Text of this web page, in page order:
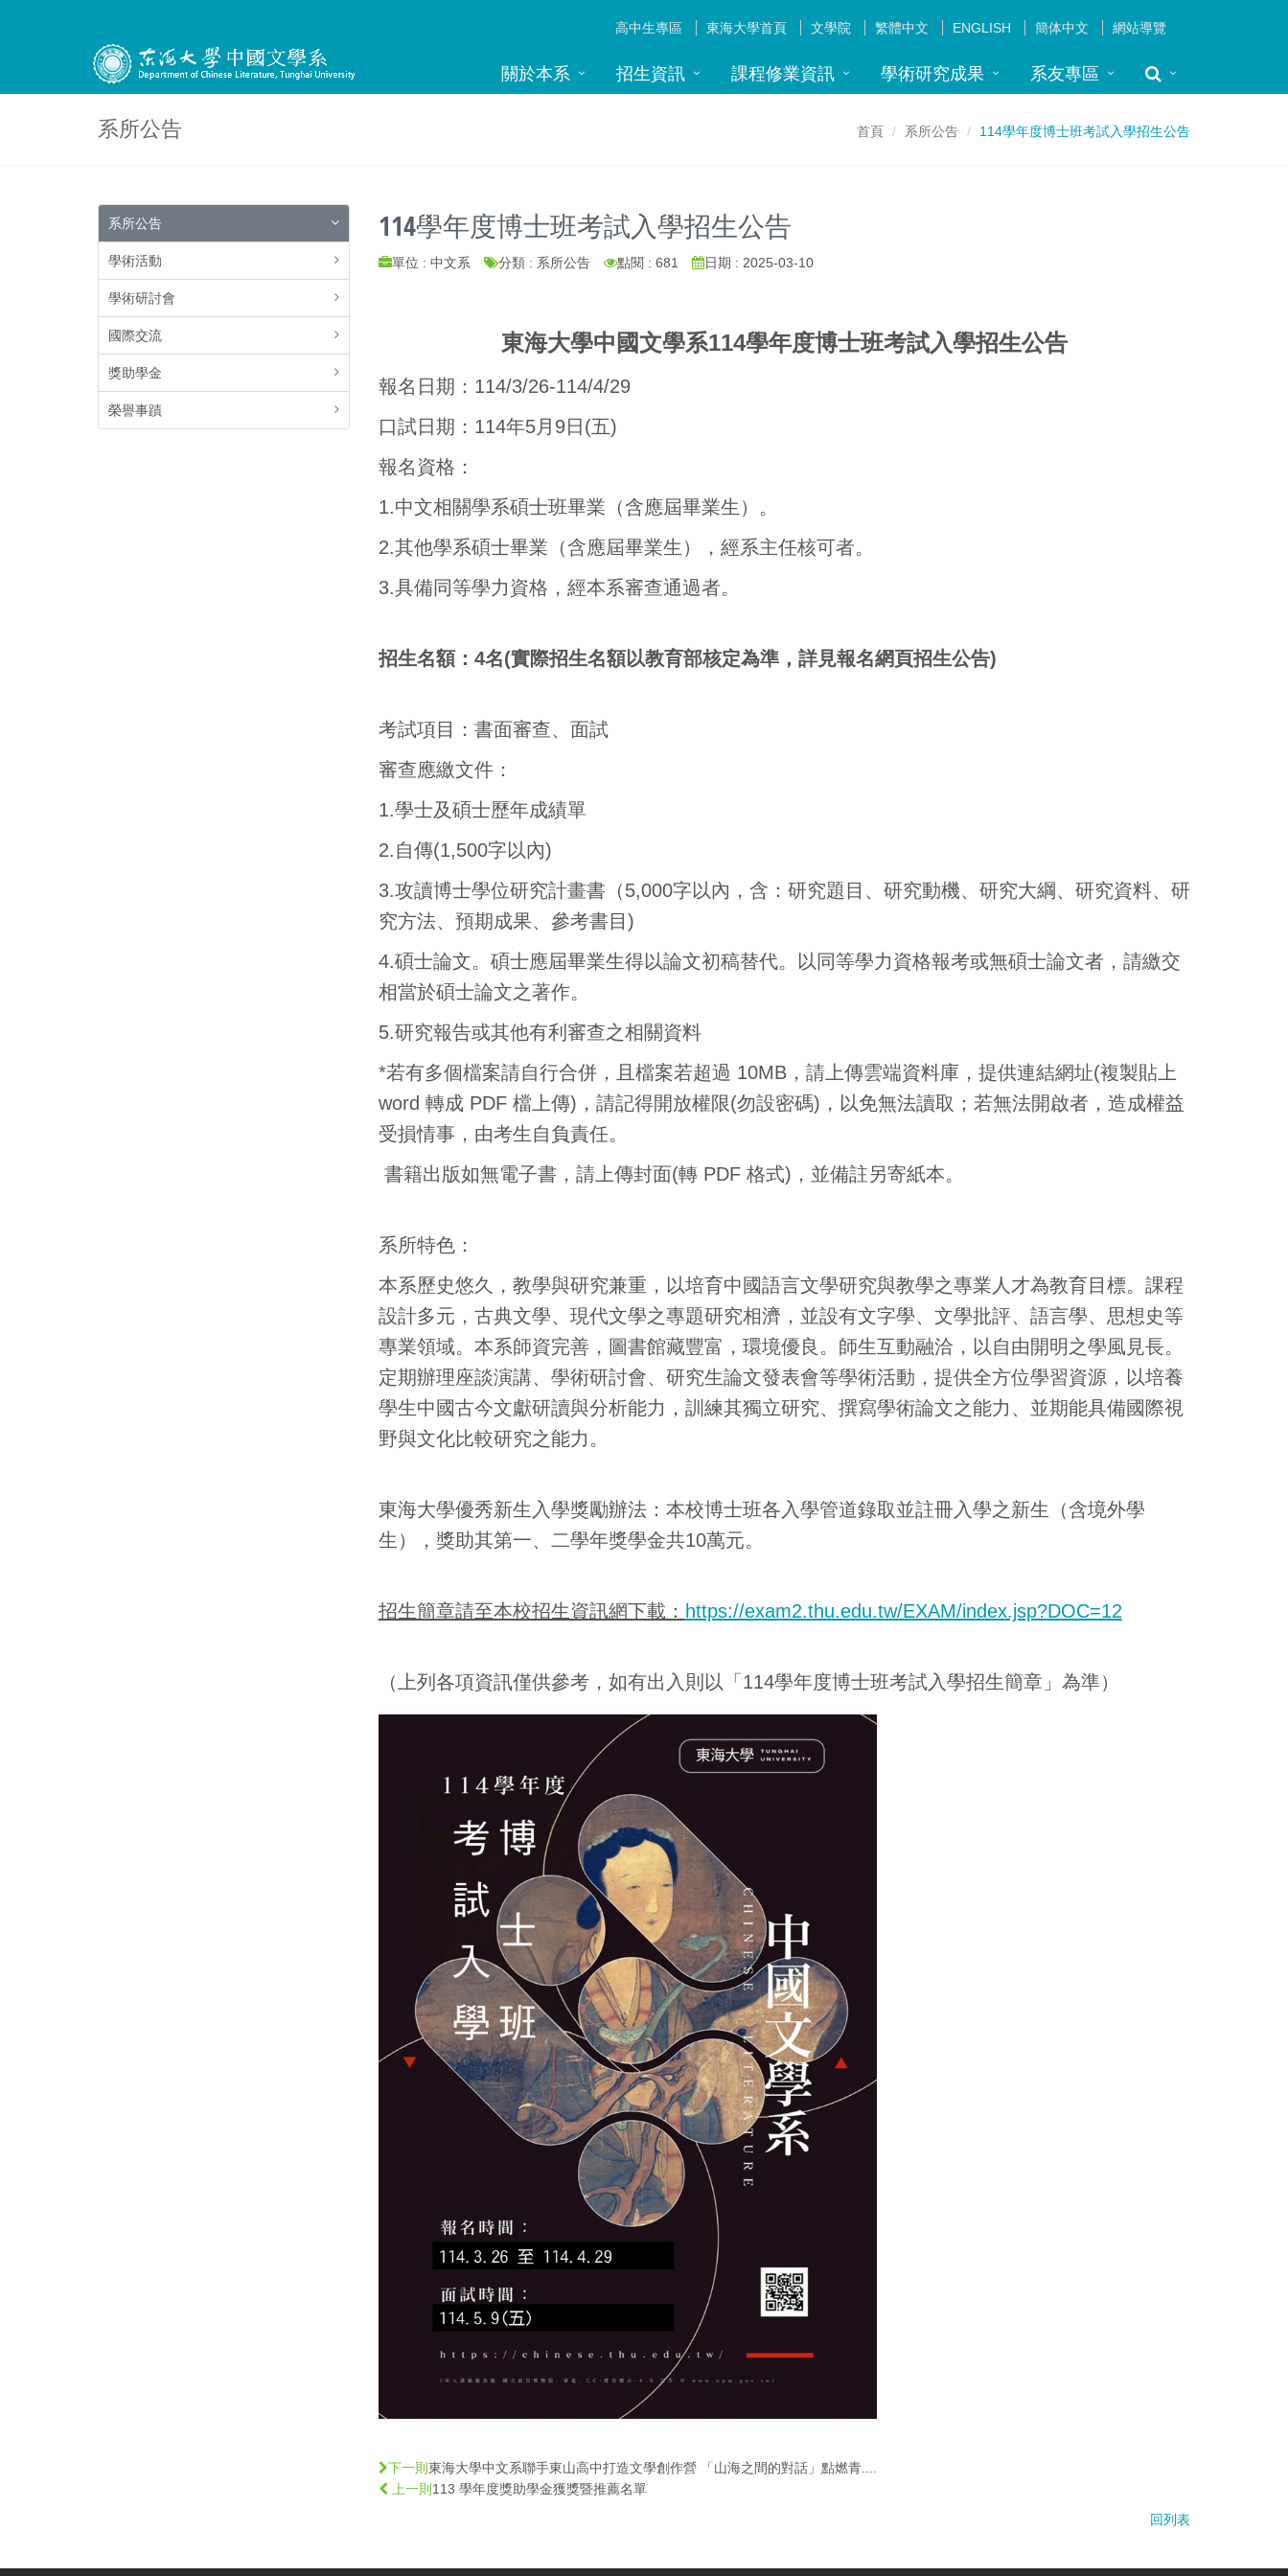
高中生專區 東海大學首頁 文學院 繁體中文 ENGLISH 簡体中文 網站導覽
關於本系 招生資訊 課程修業資訊 學術研究成果 系友專區
系所公告 首頁 系所公告 114學年度博士班考試入學招生公告
系所公告
學術活動
學術研討會
國際交流
獎助學金
榮譽事蹟
114學年度博士班考試入學招生公告
單位 : 中文系 分類 : 系所公告 點閱 : 681 日期 : 2025-03-10
東海大學中國文學系114學年度博士班考試入學招生公告
報名日期：114/3/26-114/4/29
口試日期：114年5月9日(五)
報名資格：
1.中文相關學系碩士班畢業（含應屆畢業生）。
2.其他學系碩士畢業（含應屆畢業生），經系主任核可者。
3.具備同等學力資格，經本系審查通過者。
招生名額：4名(實際招生名額以教育部核定為準，詳見報名網頁招生公告)
考試項目：書面審查、面試
審查應繳文件：
1.學士及碩士歷年成績單
2.自傳(1,500字以內)
3.攻讀博士學位研究計畫書（5,000字以內，含：研究題目、研究動機、研究大綱、研究資料、研
究方法、預期成果、參考書目)
4.碩士論文。碩士應屆畢業生得以論文初稿替代。以同等學力資格報考或無碩士論文者，請繳交
相當於碩士論文之著作。
5.研究報告或其他有利審查之相關資料
*若有多個檔案請自行合併，且檔案若超過 10MB，請上傳雲端資料庫，提供連結網址(複製貼上
word 轉成 PDF 檔上傳)，請記得開放權限(勿設密碼)，以免無法讀取；若無法開啟者，造成權益
受損情事，由考生自負責任。
書籍出版如無電子書，請上傳封面(轉 PDF 格式)，並備註另寄紙本。
系所特色：
本系歷史悠久，教學與研究兼重，以培育中國語言文學研究與教學之專業人才為教育目標。課程
設計多元，古典文學、現代文學之專題研究相濟，並設有文字學、文學批評、語言學、思想史等
專業領域。本系師資完善，圖書館藏豐富，環境優良。師生互動融洽，以自由開明之學風見長。
定期辦理座談演講、學術研討會、研究生論文發表會等學術活動，提供全方位學習資源，以培養
學生中國古今文獻研讀與分析能力，訓練其獨立研究、撰寫學術論文之能力、並期能具備國際視
野與文化比較研究之能力。
東海大學優秀新生入學獎勵辦法：本校博士班各入學管道錄取並註冊入學之新生（含境外學
生），獎助其第一、二學年獎學金共10萬元。
招生簡章請至本校招生資訊網下載： https://exam2.thu.edu.tw/EXAM/index.jsp?DOC=12
（上列各項資訊僅供參考，如有出入則以「114學年度博士班考試入學招生簡章」為準）
下一則 東海大學中文系聯手東山高中打造文學創作營 「山海之間的對話」點燃青....
上一則 113 學年度獎助學金獲獎暨推薦名單
回列表